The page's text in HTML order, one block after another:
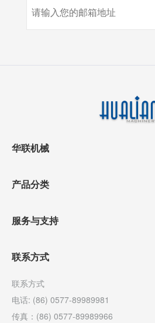
胶带
华联机械
产品分类
服务与支持
联系方式
联系方式
电话: (86) 0577-89989981
传真：(86) 0577-89989966